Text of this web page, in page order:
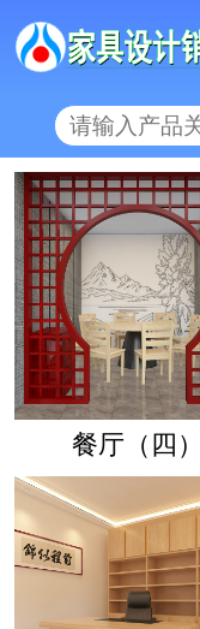
餐厅（四）